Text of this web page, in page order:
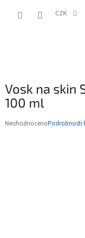
CZK
Vosk na skin
100 ml
Průměrné
NeohodnocenoPodrobnosti